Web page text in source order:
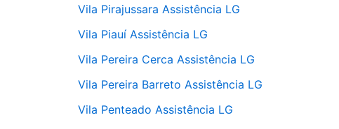
Vila Pirajussara Assistência LG
Vila Piauí Assistência LG
Vila Pereira Cerca Assistência LG
Vila Pereira Barreto Assistência LG
Vila Penteado Assistência LG